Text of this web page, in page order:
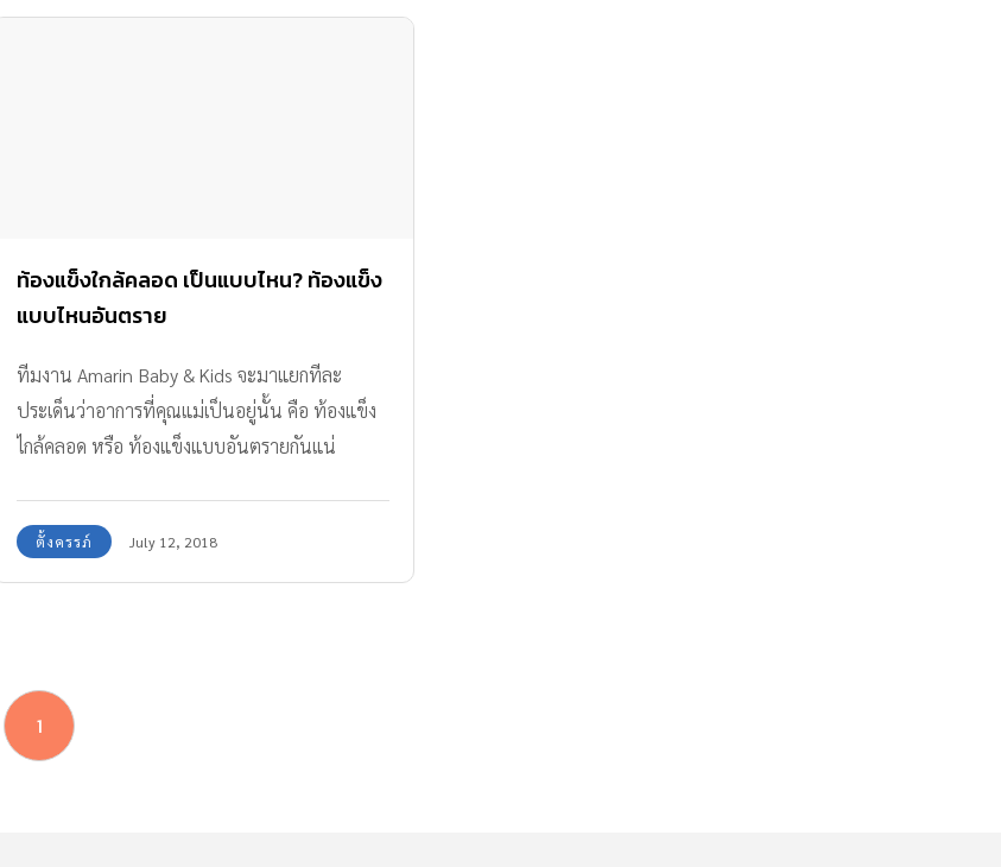
ท้องแข็งใกล้คลอด เป็นแบบไหน? ท้องแข็ง
แบบไหนอันตราย
ทีมงาน Amarin Baby & Kids จะมาแยกทีละ
ประเด็นว่าอาการที่คุณแม่เป็นอยู่นั้น คือ ท้องแข็ง
ไกล้คลอด หรือ ท้องแข็งแบบอันตรายกันแน่
ตั้งครรภ์ July 12, 2018
1